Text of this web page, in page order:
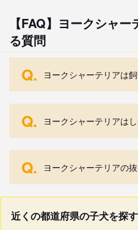
【FAQ】ヨークシャ
る質問
Q. ヨークシャーテリアは
Q. ヨークシャーテリアは
Q. ヨークシャーテリアの
近くの都道府県の子犬を探す